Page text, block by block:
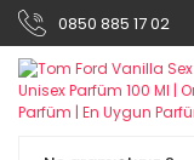
0850 885 17 02